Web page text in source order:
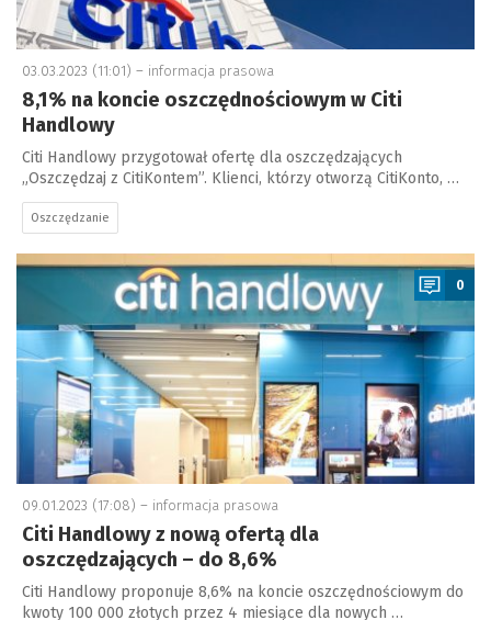
03.03.2023 (11:01) – informacja prasowa
8,1% na koncie oszczędnościowym w Citi
Handlowy
Citi Handlowy przygotował ofertę dla oszczędzających
„Oszczędzaj z CitiKontem”. Klienci, którzy otworzą CitiKonto, …
Oszczędzanie
a
0
09.01.2023 (17:08) – informacja prasowa
Citi Handlowy z nową ofertą dla
oszczędzających – do 8,6%
Citi Handlowy proponuje 8,6% na koncie oszczędnościowym do
kwoty 100 000 złotych przez 4 miesiące dla nowych …